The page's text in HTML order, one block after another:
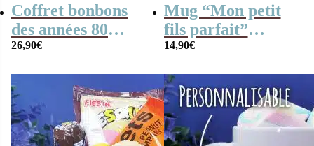
Coffret bonbons
des années 80
personnalisé
parfait” (Boîte en
métal) – cadeau
papy mamie
26,90€
Mug “Mon petit
fils parfait”
personnalisé et ses
x10- cadeau papy
mamie
14,90€